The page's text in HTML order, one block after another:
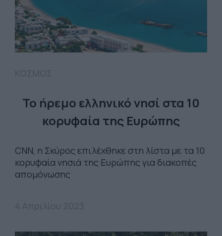
To ήρεμο ελληνικό νησί στα 10
κορυφαία της Ευρώπης
CNN, η Σκύρος επιλέχθηκε στη λίστα με τα 10
κορυφαία νησιά της Ευρώπης για διακοπές
απομόνωσης